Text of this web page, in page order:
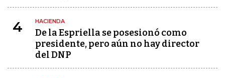
4 HACIENDA
De la Espriella se posesionó como
presidente, pero aún no hay director
del DNP